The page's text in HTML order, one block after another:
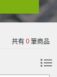
共有0筆商品